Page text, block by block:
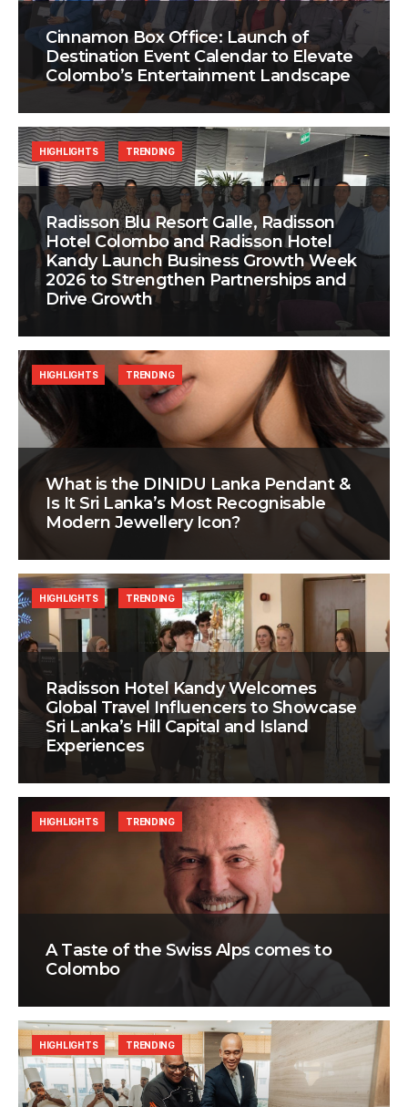
Cinnamon Box Office: Launch of
Destination Event Calendar to Elevate
Colombo’s Entertainment Landscape
Radisson Blu Resort Galle, Radisson
Hotel Colombo and Radisson Hotel
Kandy Launch Business Growth Week
2026 to Strengthen Partnerships and
Drive Growth
HIGHLIGHTS TRENDING
What is the DINIDU Lanka Pendant &
Is It Sri Lanka’s Most Recognisable
Modern Jewellery Icon?
HIGHLIGHTS TRENDING
Radisson Hotel Kandy Welcomes
Global Travel Influencers to Showcase
Sri Lanka’s Hill Capital and Island
Experiences
HIGHLIGHTS TRENDING
A Taste of the Swiss Alps comes to
Colombo
HIGHLIGHTS TRENDING
HIGHLIGHTS TRENDING